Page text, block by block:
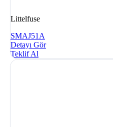
Littelfuse
SMAJ51A
Detayı Gör
Teklif Al